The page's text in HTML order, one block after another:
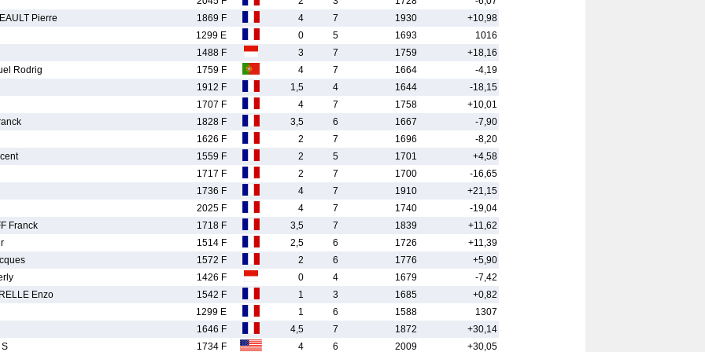
Pierre
1869 F 4 7 1930
+10,98
1299 E
0 5 1693
1016
1488 F
3 7 1759
+18,16
Rodrig
1759 F 4 7 1664
-4,19
1912 F
1,5 4 1644
-18,15
1707 F
4 7 1758
+10,01
1828 F 3,5 6 1667
-7,90
1626 F
2 7 1696
-8,20
1559 F 2 5 1701
+4,58
1717 F
2 7 1700
-16,65
1736 F
4 7 1910
+21,15
2025 F
4 7 1740
-19,04
Franck
1718 F 3,5 7 1839
+11,62
1514 F 2,5 6 1726
+11,39
1572 F 2 6 1776
+5,90
1426 F 0 4 1679
-7,42
Enzo
1542 F 1 3 1685
+0,82
1299 E
1 6 1588
1307
1646 F
4,5 7 1872
+30,14
1734 F 4 6 2009 +30,05